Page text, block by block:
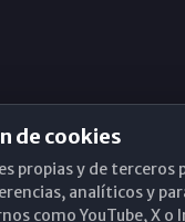
de cookies
propias y de terceros
analíticos y
como YouTube, X o